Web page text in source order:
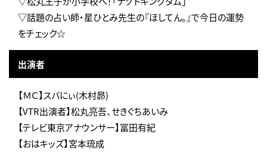
▽話題の占い師・星ひとみ先生の『ほしてん。』で今日の運勢
をチェック☆
出演者
【ＭＣ】スバにぃ(木村昴)
【VTR出演者】松丸亮吾、せきぐちあいみ
【テレビ東京アナウンサー】冨田有紀
【おはキッズ】宮本琉成